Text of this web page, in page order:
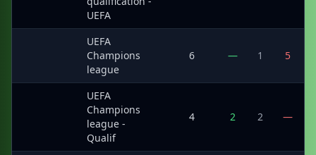
UEFA
UEFA
Champions
league
6 — 1 5
UEFA
Champions
league -
Qualif
4 2 2 —